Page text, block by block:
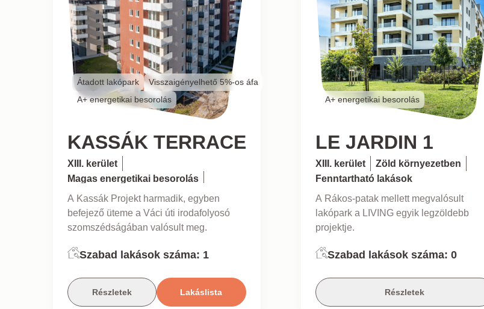
Átadott lakópark
Visszaigényelhető 5%-os áfa
A+ energetikai besorolás
KASSÁK TERRACE
XIII. kerület
Magas energetikai besorolás
Frekventált lokáció
A Kassák Projekt harmadik, egyben
befejező üteme a Váci úti irodafolyosó
szomszédságában valósult meg.
Szabad lakások száma: 1
Részletek Lakáslista
A+ energetikai besorolás
LE JARDIN 1
XIII. kerület
Zöld környezetben
Fenntartható lakások
A Rákos-patak mellett megvalósult
lakópark a LIVING egyik legzöldebb
projektje.
Szabad lakások száma: 0
Részletek